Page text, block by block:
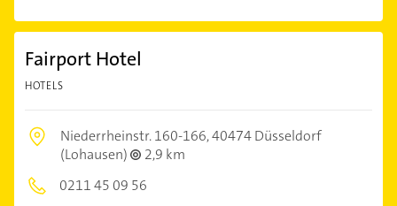
Fairport Hotel
HOTELS
Niederrheinstr. 160-166,40474 Düsseldorf
(Lohausen)
2,9 km
0211 45 09 56